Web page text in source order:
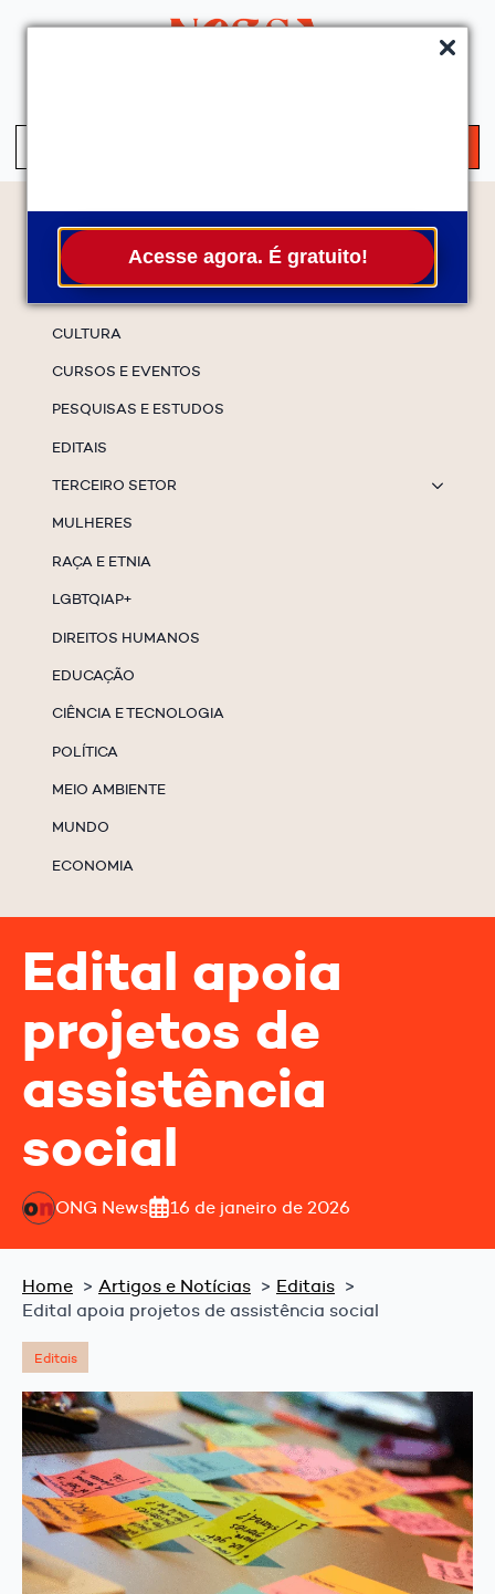
Acesse agora. É gratuito!
Temas
CULTURA
CURSOS E EVENTOS
PESQUISAS E ESTUDOS
EDITAIS
TERCEIRO SETOR
MULHERES
RAÇA E ETNIA
LGBTQIAP+
DIREITOS HUMANOS
EDUCAÇÃO
CIÊNCIA E TECNOLOGIA
POLÍTICA
MEIO AMBIENTE
MUNDO
ECONOMIA
Edital apoia
projetos de
assistência
social
ONG News 16 de janeiro de 2026
Home Artigos e Notícias
Editais
Edital apoia projetos de assistência social
Editais